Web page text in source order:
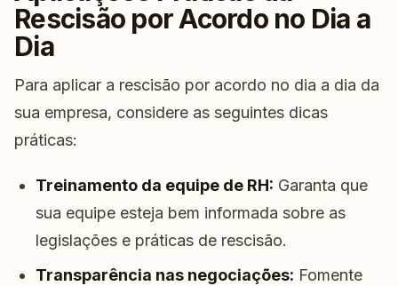
Rescisão por Acordo no Dia a
Dia
Para aplicar a rescisão por acordo no dia a dia da
sua empresa, considere as seguintes dicas
práticas:
Treinamento da equipe de RH: Garanta que
sua equipe esteja bem informada sobre as
legislações e práticas de rescisão.
Transparência nas negociações: Fomente